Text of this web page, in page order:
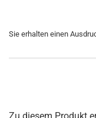
Sie erhalten einen